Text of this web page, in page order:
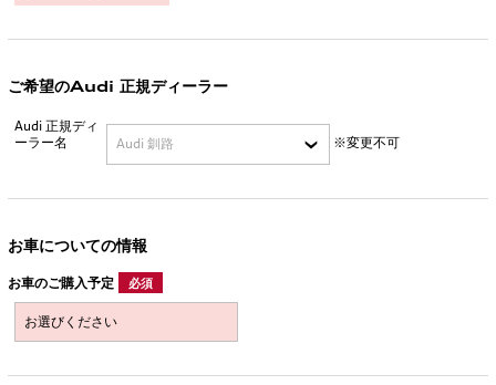
ご希望のAudi 正規ディーラー
Audi 正規ディ
ーラー名
※変更不可
お車についての情報
お車のご購入予定 必須